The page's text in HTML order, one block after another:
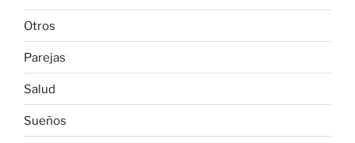
Otros
Parejas
Salud
Sueños